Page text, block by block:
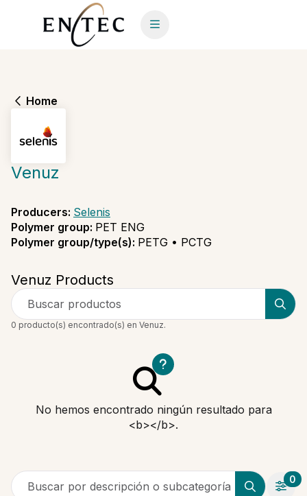
Home
Venuz
Producers: Selenis
Polymer group: PET ENG
Polymer group/type(s): PETG • PCTG
Venuz Products
Buscar productos
0 producto(s) encontrado(s) en Venuz.
No hemos encontrado ningún resultado para
<b></b>.
Buscar por descripción o subcategoría
0